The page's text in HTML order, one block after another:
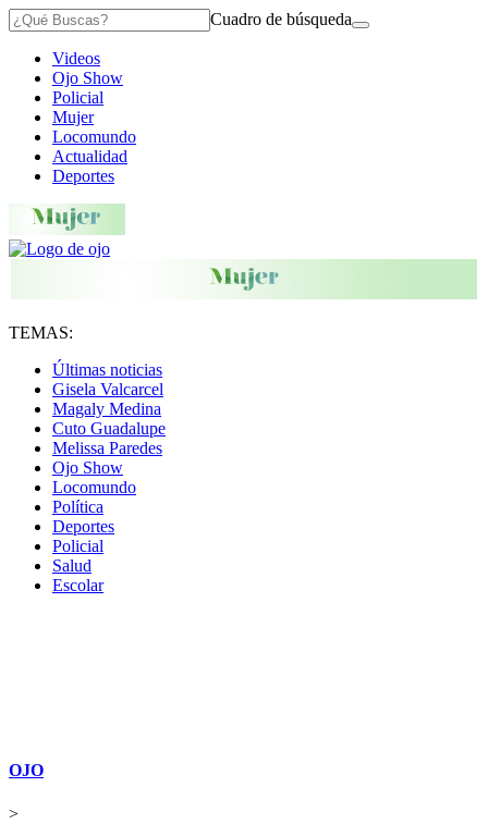
Cuadro de búsqueda
Videos
Ojo Show
Policial
Mujer
Locomundo
Actualidad
Deportes
TEMAS:
Últimas noticias
Gisela Valcarcel
Magaly Medina
Cuto Guadalupe
Melissa Paredes
Ojo Show
Locomundo
Política
Deportes
Policial
Salud
Escolar
OJO
>